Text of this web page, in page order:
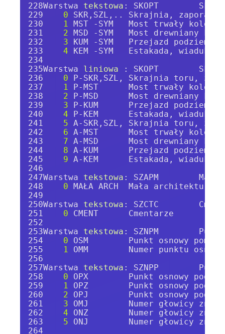
Warstwa tekstowa : SKOPT
0 SKR,SZL,.. Skrajnia, zapora
1 MST -SYM   Most trwały
2 MSD -SYM   Most drewniany
3 KUM -SYM   Przejazd
4 KEM -SYM   Estakada, wiadukt
Warstwa liniowa
: SKOPT
0 P-SKR,SZL, Skrajnia toru,
1 P-MST      Most trwały
2 P-MSD      Most drewniany
3 P-KUM      Przejazd
4 P-KEM      Estakada, wiadukt
5 A-SKR,SZL, Skrajnia toru,
6 A-MST      Most trwały
7 A-MSD      Most drewniany
8 A-KUM      Przejazd
9 A-KEM      Estakada, wiadukt
Warstwa tekstowa : SZAPM
0 MAŁA ARCH  Mała
Warstwa tekstowa : SZCTC
0 CMENT      Cmentarze
Warstwa tekstowa : SZNPM
0 OSM        Punkt osnowy
1 OMM        Numer punktu
Warstwa tekstowa : SZNPP
0 OPX        Punkt osnowy
1 OPZ        Punkt osnowy
2 OPJ        Punkt osnowy
3 OMJ        Numer głowicy
4 ONZ        Numer głowicy
5 ONJ        Numer głowicy